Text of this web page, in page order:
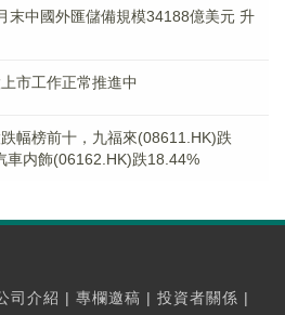
末中國外匯儲備規模34188億美元 升
市工作正常推進中
跌幅榜前十，九福來(08611.HK)跌
車内飾(06162.HK)跌18.44%
司介紹 | 專欄邀稿 | 投資者關係 |